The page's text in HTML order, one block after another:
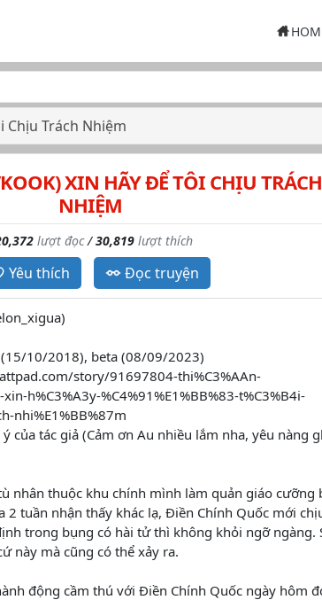
Chịu Trách Nhiệm
XIN HÃY ĐỂ TÔI CHỊU TRÁCH
NHIỆM
lượt đọc/30,819 lượt thích
Yêu thích Đọc truyện
10/2018), beta (08/09/2023)
story/91697804-thi%C3%AAn-
h%C3%A3y-%C4%91%E1%BB%83-t%C3%B4i-
nhi%E1%BB%87m
của tác giả (Cảm ơn Au nhiều lắm nha, yêu nàng
nhân thuộc khu chính mình làm quản giáo cưỡng
2 tuần nhận thấy khác lạ, Điền Chính Quốc mới
trong bụng có hài tử thì không khỏi ngỡ ngàng.
này mà cũng có thể xảy ra.
động cầm thú với Điền Chính Quốc ngày hôm